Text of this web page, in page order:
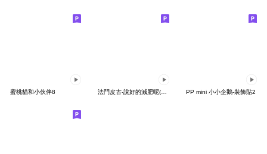
蜜桃貓和小伙伴8 法鬥皮古-說好的減肥呢(第15彈) PP mini 小小企鵝-裝飾貼2